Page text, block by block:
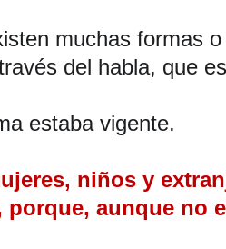
muchas formas
del habla, que
estaba vigente.
niños y
aunque no